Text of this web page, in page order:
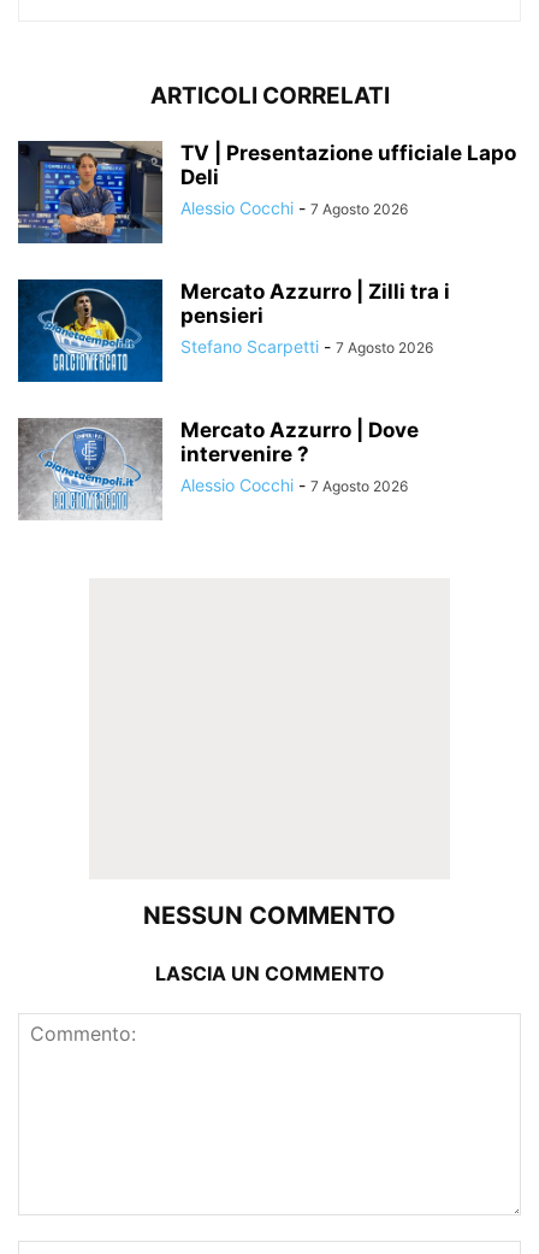
ARTICOLI CORRELATI
TV | Presentazione ufficiale Lapo
Deli
Alessio Cocchi - 7 Agosto 2026
Mercato Azzurro | Zilli tra i
pensieri
Stefano Scarpetti - 7 Agosto 2026
Mercato Azzurro | Dove
intervenire ?
Alessio Cocchi - 7 Agosto 2026
NESSUN COMMENTO
LASCIA UN COMMENTO